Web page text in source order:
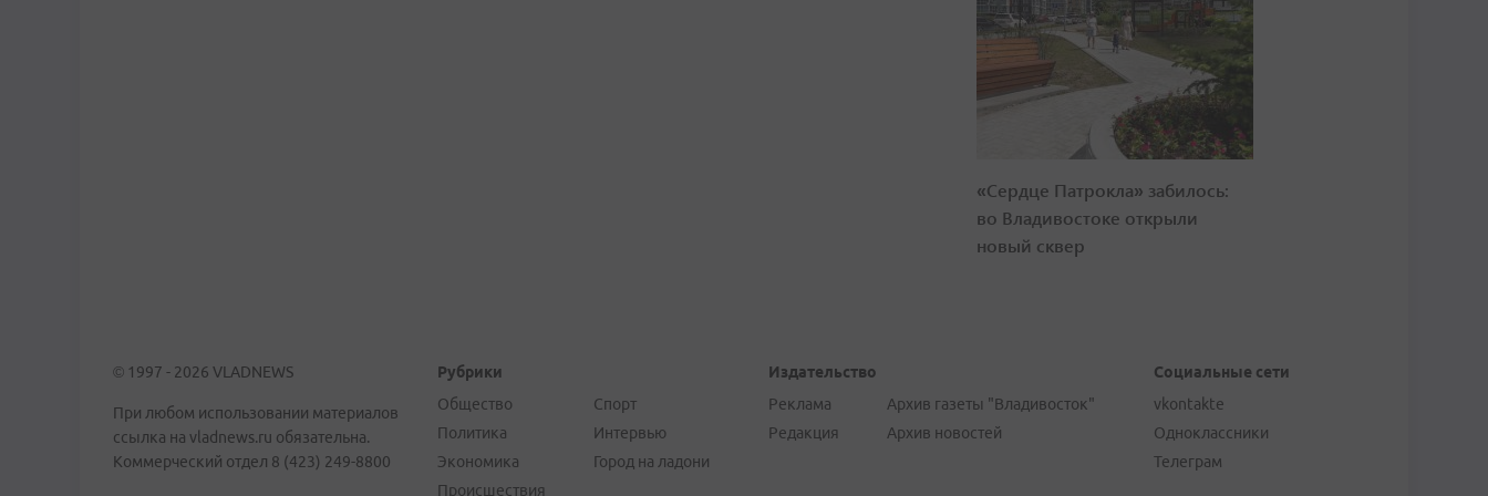
«Сердце Патрокла» забилось:
во Владивостоке открыли
новый сквер
© 1997 - 2026 VLADNEWS
При любом использовании материалов
ссылка на vladnews.ru обязательна.
Коммерческий отдел 8 (423) 249-8800
Рубрики
Общество
Политика
Экономика
Происшествия
Спорт
Интервью
Город на ладони
Издательство
Реклама
Редакция
Архив газеты "Владивосток"
Архив новостей
Социальные сети
vkontakte
Одноклассники
Телеграм